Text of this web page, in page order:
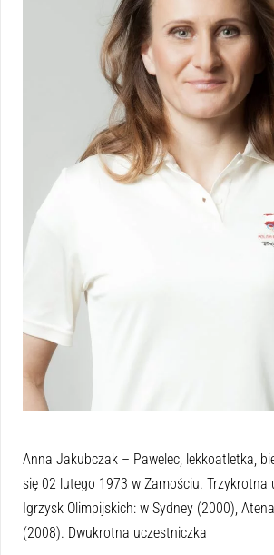
Anna Jakubczak – Pawelec, lekkoatletka,
się 02 lutego 1973 w Zamościu. Trzykrotna
Igrzysk Olimpijskich: w Sydney (2000),
(2008). Dwukrotna uczestniczka